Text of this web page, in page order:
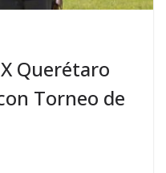
Querétaro
Torneo de